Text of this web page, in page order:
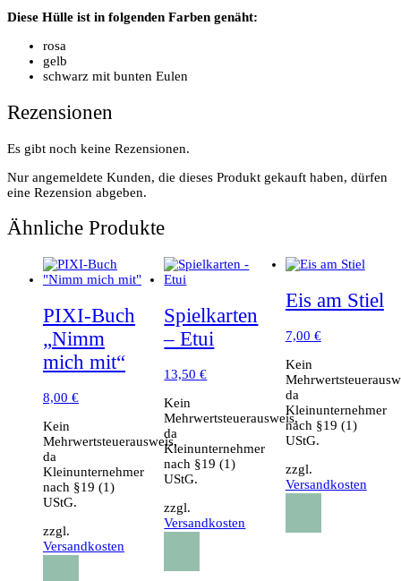
Diese Hülle ist in folgenden Farben genäht:
rosa
gelb
schwarz mit bunten Eulen
Rezensionen
Es gibt noch keine Rezensionen.
Nur angemeldete Kunden, die dieses Produkt gekauft haben, dürfen
eine Rezension abgeben.
Ähnliche Produkte
PIXI-Buch
„Nimm
mich mit“
8,00 €
Kein
Mehrwertsteuerausweis,
da
Kleinunternehmer
nach §19 (1)
UStG.
zzgl.
Versandkosten
Spielkarten
– Etui
13,50€
Kein
Mehrwertsteuerausweis,
da
Kleinunternehmer
nach §19 (1)
UStG.
zzgl.
Versandkosten
Eis am Stiel
7,00 €
Kein
da
Kleinunternehmer
nach §19 (1)
UStG.
zzgl.
Versandkosten